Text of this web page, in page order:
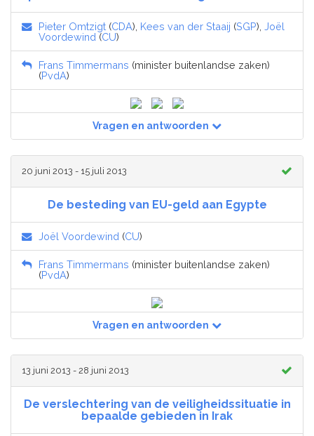
Pieter Omtzigt (CDA), Kees van der Staaij (SGP), Joël
Voordewind (CU)
Frans Timmermans (minister buitenlandse zaken)
(PvdA)
Vragen en antwoorden
20 juni 2013 - 15 juli 2013
De besteding van EU-geld aan Egypte
Joël Voordewind (CU)
Frans Timmermans (minister buitenlandse zaken)
(PvdA)
Vragen en antwoorden
13 juni 2013 - 28 juni 2013
De verslechtering van de veiligheidssituatie in
bepaalde gebieden in Irak